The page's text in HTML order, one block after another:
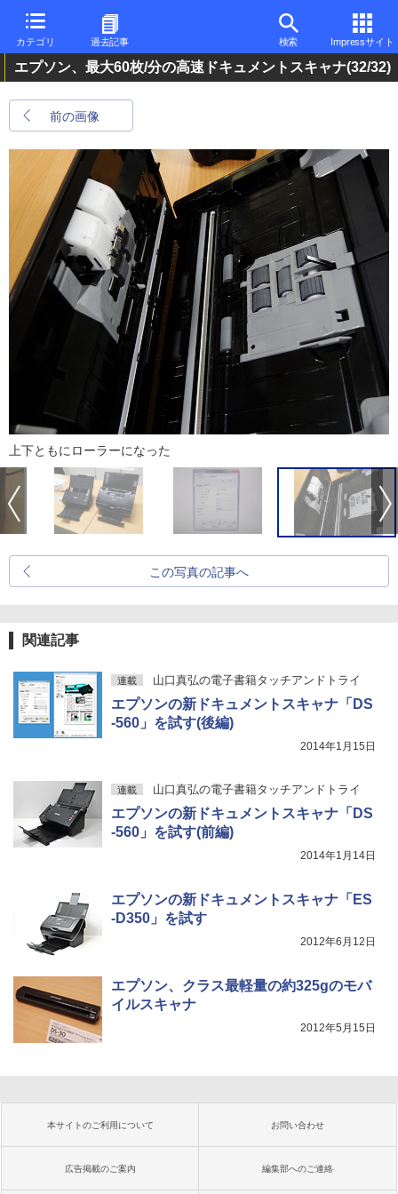
カテゴリ 過去記事 検索 Impressサイト
エプソン、最大60枚/分の高速ドキュメントスキャナ(32/32)
前の画像
上下ともにローラーになった
この写真の記事へ
関連記事
連載 山口真弘の電子書籍タッチアンドトライ
エプソンの新ドキュメントスキャナ「DS
-560」を試す(後編)
2014年1月15日
連載 山口真弘の電子書籍タッチアンドトライ
エプソンの新ドキュメントスキャナ「DS
-560」を試す(前編)
2014年1月14日
エプソンの新ドキュメントスキャナ「ES
-D350」を試す
2012年6月12日
エプソン、クラス最軽量の約325gのモバ
イルスキャナ
2012年5月15日
本サイトのご利用について お問い合わせ
広告掲載のご案内 編集部へのご連絡